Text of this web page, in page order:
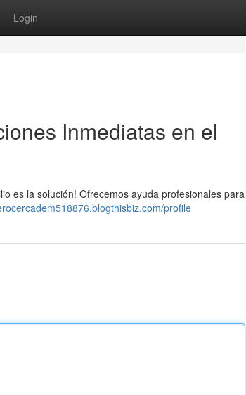
Login
Inmediatas en el
es la solución! Ofrecemos ayuda profesionales para
profile